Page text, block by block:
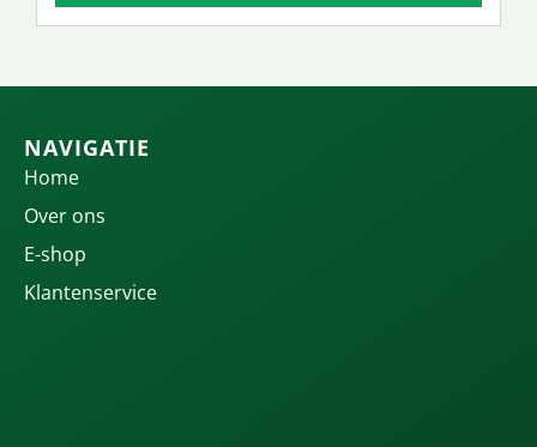
NAVIGATIE
Home
Over ons
E-shop
Klantenservice